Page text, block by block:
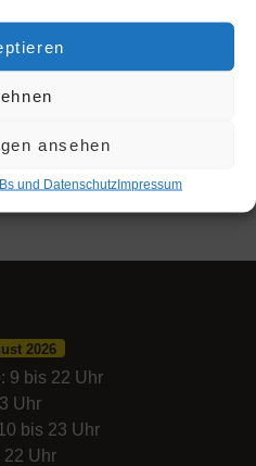
ansehen
und DatenschutzImpres­sum
9 bis 22 Uhr
Uhr
bis 23 Uhr
22 Uhr
2026